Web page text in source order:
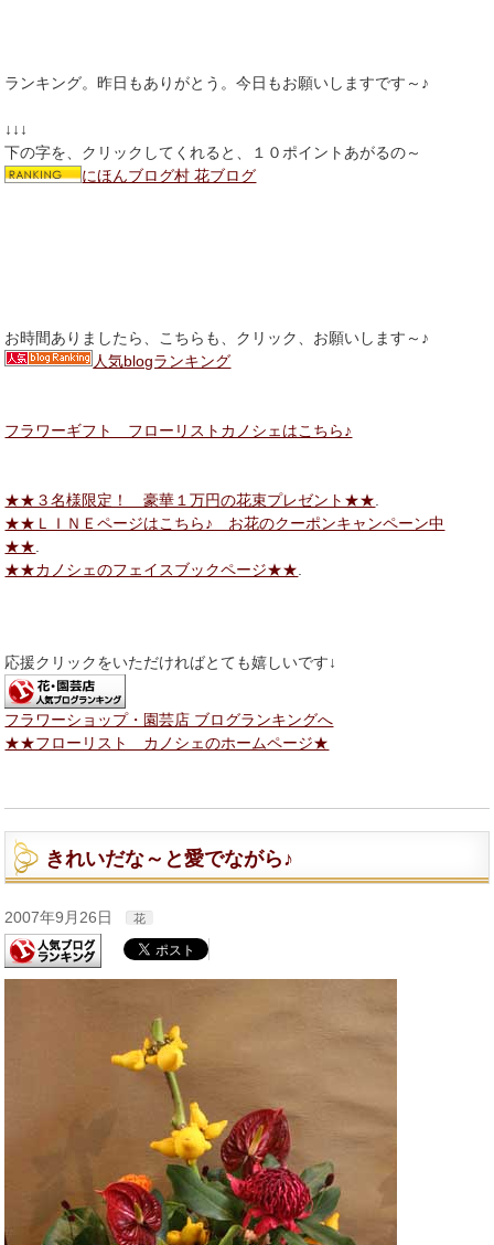
ランキング。昨日もありがとう。今日もお願いしますです～♪
↓↓↓
下の字を、クリックしてくれると、１０ポイントあがるの～
にほんブログ村 花ブログ
お時間ありましたら、こちらも、クリック、お願いします～♪
人気blogランキング
フラワーギフト フローリストカノシェはこちら♪
★★３名様限定！ 豪華１万円の花束プレゼント★★
★★ＬＩＮＥページはこちら♪ お花のクーポンキャンペーン中
★★
★★カノシェのフェイスブックページ★★
応援クリックをいただければとても嬉しいです↓
フラワーショップ・園芸店 ブログランキングへ
★★フローリスト カノシェのホームページ★
きれいだな～と愛でながら♪
2007年9月26日 花